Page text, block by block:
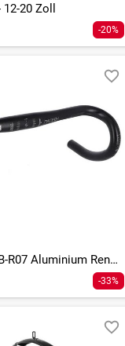
20 Zoll
-20%
Raceby Road-Bar HB-R07 Aluminium Rennrad Lenker - 31,8mm
-33%